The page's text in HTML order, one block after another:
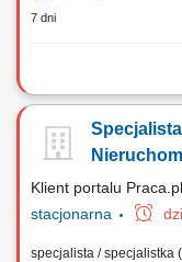
7 dni
Budowanie i rozwijanie
najlepiej
nieruchomości.
Klient portalu Praca.pl
stacjonarna
specjalista / specjalistka